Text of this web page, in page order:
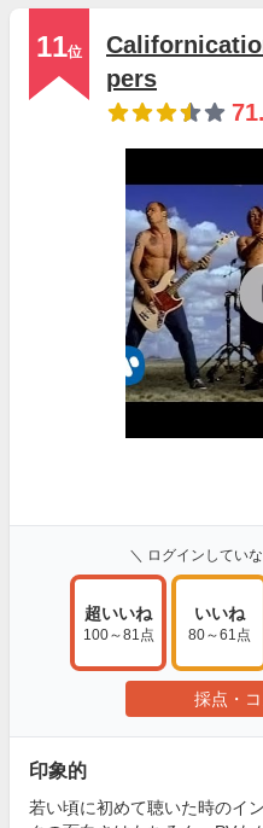
11位
pers
＼ ログインしてい
超いいね
100～81点
いいね
80～61点
採点・
印象的
若い頃に初めて聴いた時のイ